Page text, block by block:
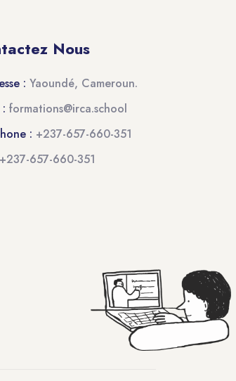
Nous
: Yaoundé, Cameroun.
formations@irca.school
: +237-657-660-351
+237-657-660-351